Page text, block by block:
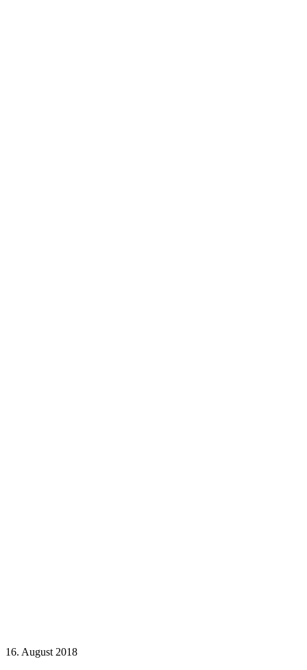
16. August 2018